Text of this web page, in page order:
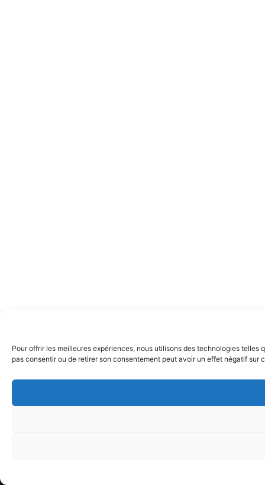
Pour offrir les meilleures expériences, nous utilisons des technologies
pas consentir ou de retirer son consentement peut avoir un effet négatif sur